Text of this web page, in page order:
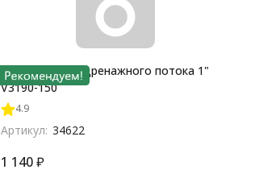
Ограничитель дренажного потока 1"
V3190-150
4.9
Артикул: 34622
1 140₽